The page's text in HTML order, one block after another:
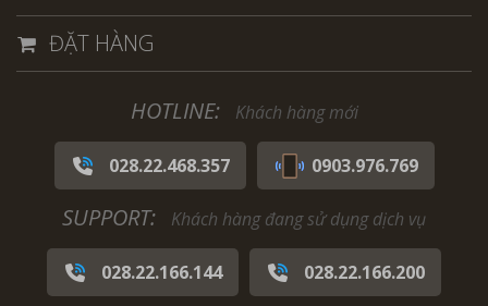
ĐẶT HÀNG
HOTLINE: Khách hàng mới
028.22.468.357 0903.976.769
SUPPORT: Khách hàng đang sử dụng dịch vụ
028.22.166.144 028.22.166.200